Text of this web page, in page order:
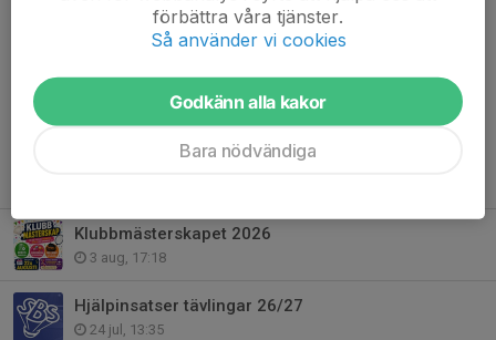
Sollentuna Badmintons Styrelse
Klubbmästerskapet 2026
3 aug, 17:18
Hjälpinsatser tävlingar 26/27
24 jul, 13:35
förbättra våra tjänster.
Så använder vi cookies
Godkänn alla kakor
Bara nödvändiga